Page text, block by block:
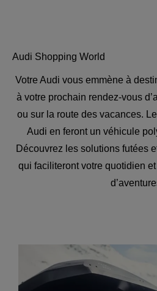
Audi Shopping World
Votre Audi vous emmène à
à votre prochain rendez-vous
ou sur la route des vacances.
Audi en feront un véhicule
Découvrez les solutions futées
qui faciliteront votre quotidien